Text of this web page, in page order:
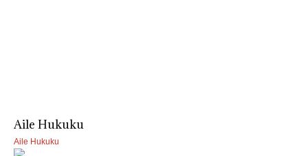
Aile Hukuku
Aile Hukuku